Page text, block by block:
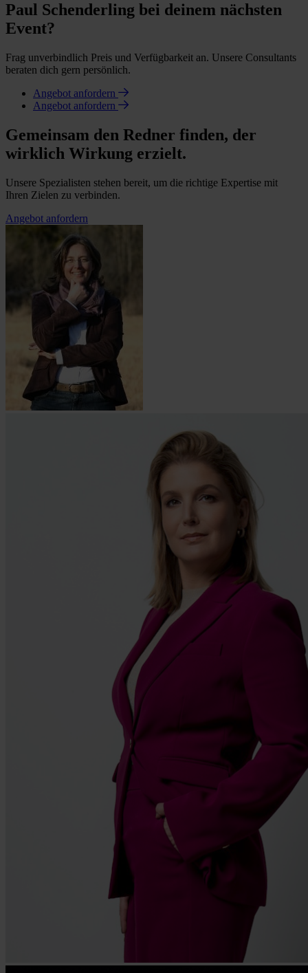
Paul Schenderling bei deinem nächsten
Event?
Frag unverbindlich Preis und Verfügbarkeit an. Unsere Consultants
beraten dich gern persönlich.
Angebot anfordern
Angebot anfordern
Gemeinsam den Redner finden, der
wirklich Wirkung erzielt.
Unsere Spezialisten stehen bereit, um die richtige Expertise mit
Ihren Zielen zu verbinden.
Angebot anfordern